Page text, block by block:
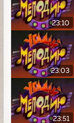
23:10
23:03
23:51